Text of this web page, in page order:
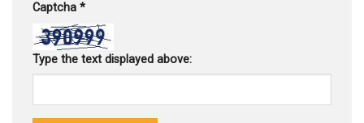
Captcha *
Type the text displayed above: